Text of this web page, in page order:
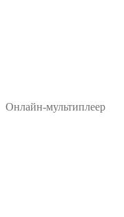
Онлайн-мультиплеер